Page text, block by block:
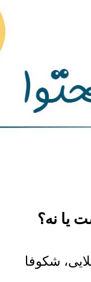
یا نه؟
شکوفا